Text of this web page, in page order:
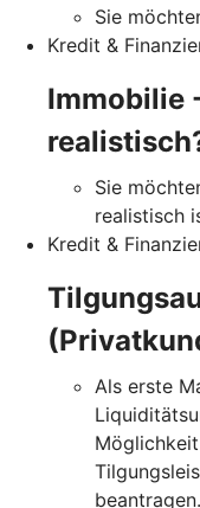
Sie
Kredit &
Immobilie
Sie
realistisch
Kredit &
Als erste
beantragen.